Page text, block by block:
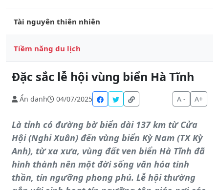
Tài nguyên thiên nhiên
Tiềm năng du lịch
Đặc sắc lễ hội vùng biển Hà Tĩnh
Ẩn danh 04/07/2025 A - A+
Là tỉnh có đường bờ biển dài 137 km từ Cửa
Hội (Nghi Xuân) đến vùng biển Kỳ Nam (TX Kỳ
Anh), từ xa xưa, vùng đất ven biển Hà Tĩnh đã
hình thành nên một đời sống văn hóa tinh
thần, tín ngưỡng phong phú. Lễ hội thường